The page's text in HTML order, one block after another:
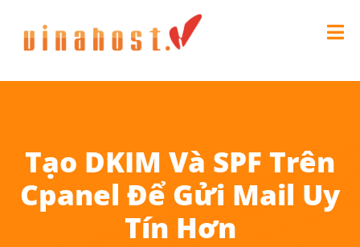
Tạo DKIM Và SPF Trên
Cpanel Để Gửi Mail Uy
Tín Hơn